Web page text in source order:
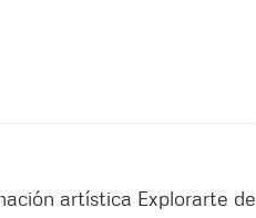
artística Explorarte de